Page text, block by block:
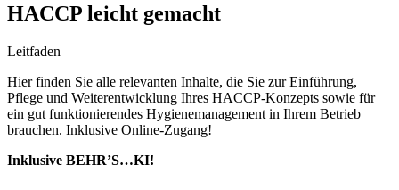
HACCP leicht gemacht
Leitfaden
Hier finden Sie alle relevanten Inhalte, die Sie zur Einführung,
Pflege und Weiterentwicklung Ihres HACCP-Konzepts sowie für
ein gut funktionierendes Hygienemanagement in Ihrem Betrieb
brauchen. Inklusive Online-Zugang!
Inklusive BEHR’S…KI!